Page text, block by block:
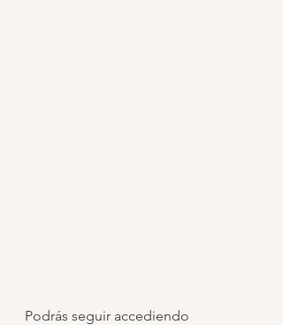
Podrás seguir accediendo